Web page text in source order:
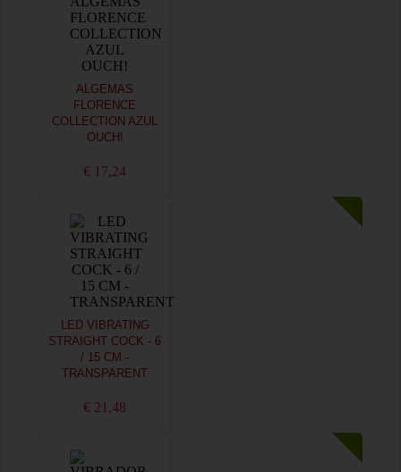
ALGEMAS
FLORENCE
COLLECTION AZUL
OUCH!
€ 17,24
LED VIBRATING
STRAIGHT COCK - 6
/ 15 CM -
TRANSPARENT
€ 21,48